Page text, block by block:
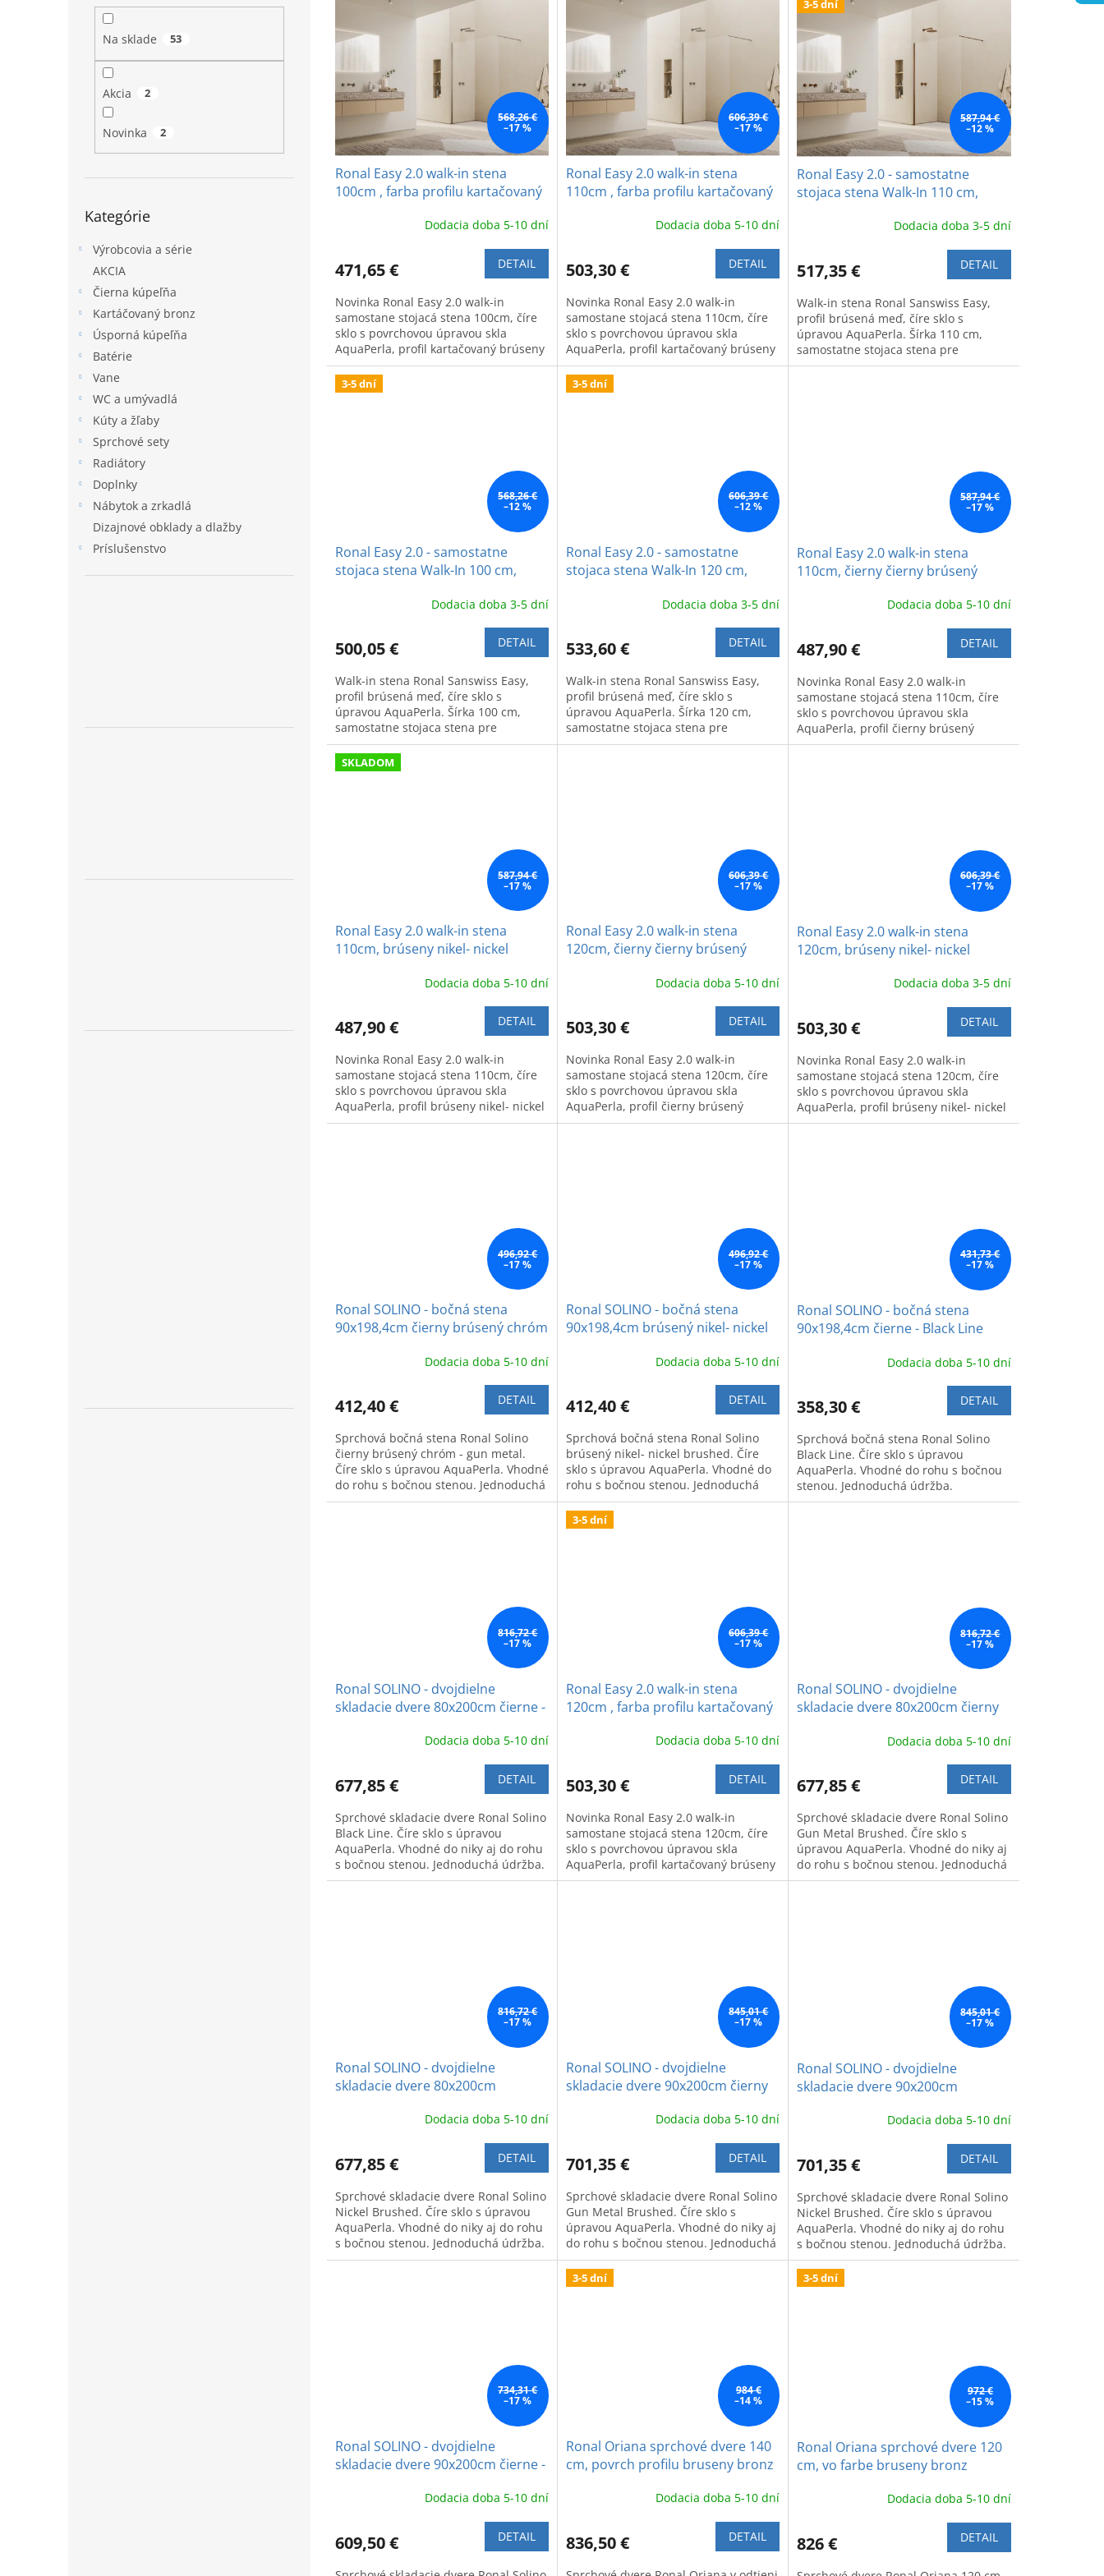
Na sklade 53
Akcia 2
Novinka 2
kategórie
Kategórie
Výrobcovia a série
AKCIA
Čierna kúpeľňa
Kartáčovaný bronz
Úsporná kúpeľňa
Batérie
Vane
WC a umývadlá
Kúty a žľaby
Sprchové sety
Radiátory
Doplnky
Nábytok a zrkadlá
Dizajnové obklady a dlažby
Príslušenstvo
p
o
d
u
p
o
d
u
568,26 €
–17 %
Ronal Easy 2.0 walk-in stena
100cm , farba profilu kartačovaný
Dodacia doba 5-10 dní
471,65 € DETAIL
Novinka Ronal Easy 2.0 walk-in
samostane stojacá stena 100cm, číre
sklo s povrchovou úpravou skla
AquaPerla, profil kartačovaný brúseny
bronz.
606,39 €
–17 %
Ronal Easy 2.0 walk-in stena
110cm , farba profilu kartačovaný
Dodacia doba 5-10 dní
503,30 € DETAIL
Novinka Ronal Easy 2.0 walk-in
samostane stojacá stena 110cm, číre
sklo s povrchovou úpravou skla
AquaPerla, profil kartačovaný brúseny
bronz.
3-5 dní
587,94 €
–12 %
Ronal Easy 2.0 - samostatne
stojaca stena Walk-In 110 cm,
Dodacia doba 3-5 dní
517,35 € DETAIL
Walk-in stena Ronal Sanswiss Easy,
profil brúsená meď, číre sklo s
úpravou AquaPerla. Šírka 110 cm,
samostatne stojaca stena pre
modernú kúpeľňu.
3-5 dní
568,26 €
–12 %
Ronal Easy 2.0 - samostatne
stojaca stena Walk-In 100 cm,
Dodacia doba 3-5 dní
500,05 € DETAIL
Walk-in stena Ronal Sanswiss Easy,
profil brúsená meď, číre sklo s
úpravou AquaPerla. Šírka 100 cm,
samostatne stojaca stena pre
modernú kúpeľňu.
3-5 dní
606,39 €
–12 %
Ronal Easy 2.0 - samostatne
stojaca stena Walk-In 120 cm,
Dodacia doba 3-5 dní
533,60 € DETAIL
Walk-in stena Ronal Sanswiss Easy,
profil brúsená meď, číre sklo s
úpravou AquaPerla. Šírka 120 cm,
samostatne stojaca stena pre
modernú kúpeľňu.
587,94 €
–17 %
Ronal Easy 2.0 walk-in stena
110cm, čierny čierny brúsený
Dodacia doba 5-10 dní
487,90 € DETAIL
Novinka Ronal Easy 2.0 walk-in
samostane stojacá stena 110cm, číre
sklo s povrchovou úpravou skla
AquaPerla, profil čierny brúsený
chróm - gun metal brushed
SKLADOM
587,94 €
–17 %
Ronal Easy 2.0 walk-in stena
110cm, brúseny nikel- nickel
Dodacia doba 5-10 dní
487,90 € DETAIL
Novinka Ronal Easy 2.0 walk-in
samostane stojacá stena 110cm, číre
sklo s povrchovou úpravou skla
AquaPerla, profil brúseny nikel- nickel
brushed
606,39 €
–17 %
Ronal Easy 2.0 walk-in stena
120cm, čierny čierny brúsený
Dodacia doba 5-10 dní
503,30 € DETAIL
Novinka Ronal Easy 2.0 walk-in
samostane stojacá stena 120cm, číre
sklo s povrchovou úpravou skla
AquaPerla, profil čierny brúsený
chróm - gun metal brushed
606,39 €
–17 %
Ronal Easy 2.0 walk-in stena
120cm, brúseny nikel- nickel
Dodacia doba 3-5 dní
503,30 € DETAIL
Novinka Ronal Easy 2.0 walk-in
samostane stojacá stena 120cm, číre
sklo s povrchovou úpravou skla
AquaPerla, profil brúseny nikel- nickel
brushed
496,92 €
–17 %
Ronal SOLINO - bočná stena
90x198,4cm čierny brúsený chróm
Dodacia doba 5-10 dní
412,40 € DETAIL
Sprchová bočná stena Ronal Solino
čierny brúsený chróm - gun metal.
Číre sklo s úpravou AquaPerla. Vhodné
do rohu s bočnou stenou. Jednoduchá
údržba.
496,92 €
–17 %
Ronal SOLINO - bočná stena
90x198,4cm brúsený nikel- nickel
Dodacia doba 5-10 dní
412,40 € DETAIL
Sprchová bočná stena Ronal Solino
brúsený nikel- nickel brushed. Číre
sklo s úpravou AquaPerla. Vhodné do
rohu s bočnou stenou. Jednoduchá
údržba.
431,73 €
–17 %
Ronal SOLINO - bočná stena
90x198,4cm čierne - Black Line
Dodacia doba 5-10 dní
358,30 € DETAIL
Sprchová bočná stena Ronal Solino
Black Line. Číre sklo s úpravou
AquaPerla. Vhodné do rohu s bočnou
stenou. Jednoduchá údržba.
816,72 €
–17 %
Ronal SOLINO - dvojdielne
skladacie dvere 80x200cm čierne -
Dodacia doba 5-10 dní
677,85 € DETAIL
Sprchové skladacie dvere Ronal Solino
Black Line. Číre sklo s úpravou
AquaPerla. Vhodné do niky aj do rohu
s bočnou stenou. Jednoduchá údržba.
3-5 dní
606,39 €
–17 %
Ronal Easy 2.0 walk-in stena
120cm , farba profilu kartačovaný
Dodacia doba 5-10 dní
503,30 € DETAIL
Novinka Ronal Easy 2.0 walk-in
samostane stojacá stena 120cm, číre
sklo s povrchovou úpravou skla
AquaPerla, profil kartačovaný brúseny
bronz. Tento produkt máme aj
816,72 €
–17 %
Ronal SOLINO - dvojdielne
skladacie dvere 80x200cm čierny
Dodacia doba 5-10 dní
677,85 € DETAIL
Sprchové skladacie dvere Ronal Solino
Gun Metal Brushed. Číre sklo s
úpravou AquaPerla. Vhodné do niky aj
do rohu s bočnou stenou. Jednoduchá
údržba.
816,72 €
–17 %
Ronal SOLINO - dvojdielne
skladacie dvere 80x200cm
Dodacia doba 5-10 dní
677,85 € DETAIL
Sprchové skladacie dvere Ronal Solino
Nickel Brushed. Číre sklo s úpravou
AquaPerla. Vhodné do niky aj do rohu
s bočnou stenou. Jednoduchá údržba.
845,01 €
–17 %
Ronal SOLINO - dvojdielne
skladacie dvere 90x200cm čierny
Dodacia doba 5-10 dní
701,35 € DETAIL
Sprchové skladacie dvere Ronal Solino
Gun Metal Brushed. Číre sklo s
úpravou AquaPerla. Vhodné do niky aj
do rohu s bočnou stenou. Jednoduchá
údržba.
845,01 €
–17 %
Ronal SOLINO - dvojdielne
skladacie dvere 90x200cm
Dodacia doba 5-10 dní
701,35 € DETAIL
Sprchové skladacie dvere Ronal Solino
Nickel Brushed. Číre sklo s úpravou
AquaPerla. Vhodné do niky aj do rohu
s bočnou stenou. Jednoduchá údržba.
734,31 €
–17 %
Ronal SOLINO - dvojdielne
skladacie dvere 90x200cm čierne -
Dodacia doba 5-10 dní
609,50 € DETAIL
3-5 dní
984 €
–14 %
Ronal Oriana sprchové dvere 140
cm, povrch profilu bruseny bronz
Dodacia doba 5-10 dní
836,50 € DETAIL
3-5 dní
972 €
–15 %
Ronal Oriana sprchové dvere 120
cm, vo farbe bruseny bronz
Dodacia doba 5-10 dní
826 € DETAIL